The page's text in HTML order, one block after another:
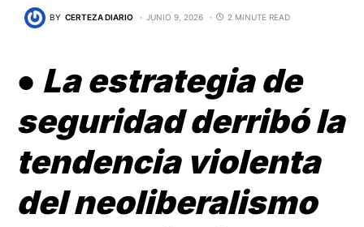
BY CERTEZA DIARIO JUNIO 9, 2026 2 MINUTE READ
● La estrategia de
seguridad derribó la
tendencia violenta
del neoliberalismo